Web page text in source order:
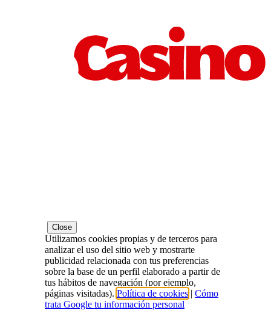
Close
Utilizamos cookies propias y de terceros para
analizar el uso del sitio web y mostrarte
publicidad relacionada con tus preferencias
sobre la base de un perfil elaborado a partir de
tus hábitos de navegación (por ejemplo,
páginas visitadas). Política de cookies | Cómo
trata Google tu información personal